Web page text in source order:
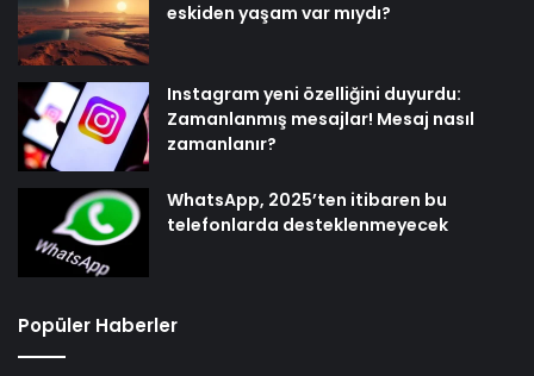
eskiden yaşam var mıydı?
Instagram yeni özelliğini duyurdu:
Zamanlanmış mesajlar! Mesaj nasıl
zamanlanır?
WhatsApp, 2025’ten itibaren bu
telefonlarda desteklenmeyecek
Popüler Haberler